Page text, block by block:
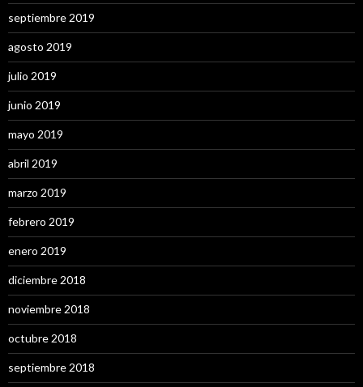
septiembre 2019
agosto 2019
julio 2019
junio 2019
mayo 2019
abril 2019
marzo 2019
febrero 2019
enero 2019
diciembre 2018
noviembre 2018
octubre 2018
septiembre 2018